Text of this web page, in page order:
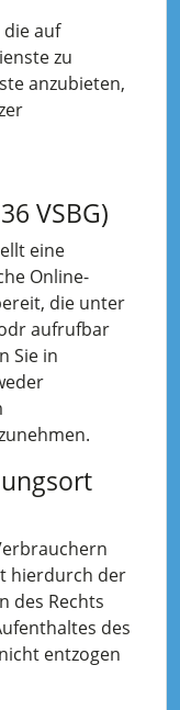
auf
zu
anzubieten,
VSBG)
eine
Online-
die unter
aufrufbar
Sie in
hierdurch der
des Rechts
des
entzogen